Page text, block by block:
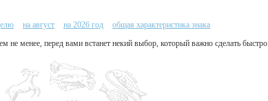
на август на 2026 год
общая характеристика знака
не менее, перед вами встанет некий выбор, который важно сделать быстро.